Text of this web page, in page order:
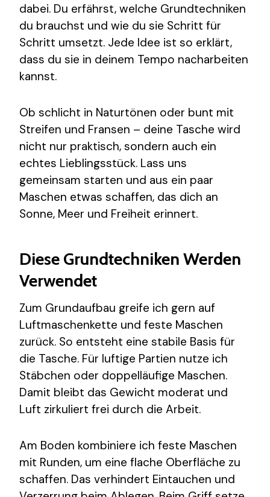
dabei. Du erfährst, welche Grundtechniken
du brauchst und wie du sie Schritt für
Schritt umsetzt. Jede Idee ist so erklärt,
dass du sie in deinem Tempo nacharbeiten
kannst.
Ob schlicht in Naturtönen oder bunt mit
Streifen und Fransen – deine Tasche wird
nicht nur praktisch, sondern auch ein
echtes Lieblingsstück. Lass uns
gemeinsam starten und aus ein paar
Maschen etwas schaffen, das dich an
Sonne, Meer und Freiheit erinnert.
Diese Grundtechniken Werden
Verwendet
Zum Grundaufbau greife ich gern auf
Luftmaschenkette und feste Maschen
zurück. So entsteht eine stabile Basis für
die Tasche. Für luftige Partien nutze ich
Stäbchen oder doppelläufige Maschen.
Damit bleibt das Gewicht moderat und
Luft zirkuliert frei durch die Arbeit.
Am Boden kombiniere ich feste Maschen
mit Runden, um eine flache Oberfläche zu
schaffen. Das verhindert Eintauchen und